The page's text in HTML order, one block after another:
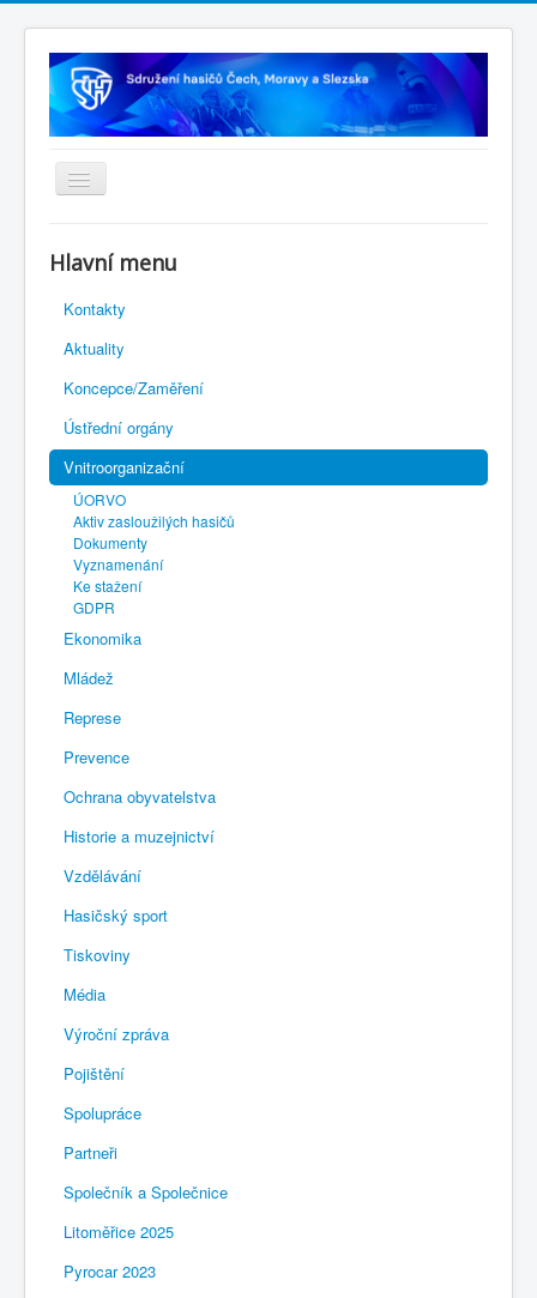
Rejstřík sportu
Novelizace Stanov SH ČMS
Plán činnosti 2026
Kalendář akcí
Výhody pro členy
Portál REDENOX
Hlavní menu
Kontakty
Aktuality
Koncepce/Zaměření
Ústřední orgány
Vnitroorganizační
ÚORVO
Aktiv zasloužilých hasičů
Dokumenty
Vyznamenání
Ke stažení
GDPR
Ekonomika
Mládež
Represe
Prevence
Ochrana obyvatelstva
Historie a muzejnictví
Vzdělávání
Hasičský sport
Tiskoviny
Média
Výroční zpráva
Pojištění
Spolupráce
Partneři
Společník a Společnice
Litoměřice 2025
Pyrocar 2023